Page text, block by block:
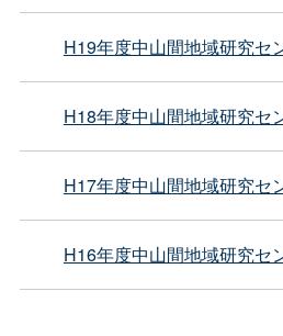
H19年度中山間地域研究セ
H18年度中山間地域研究セ
H17年度中山間地域研究セ
H16年度中山間地域研究セ